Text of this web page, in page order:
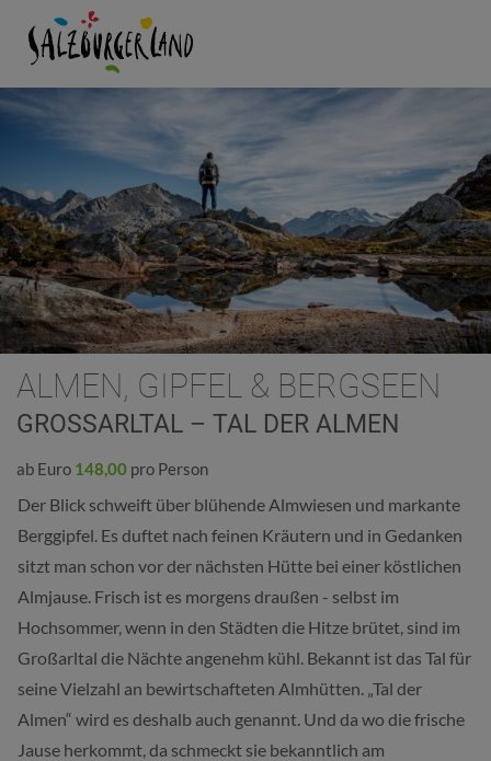
ALMEN, GIPFEL & BERGSEEN
GROSSARLTAL – TAL DER ALMEN
ab Euro 148,00 pro Person
Der Blick schweift über blühende Almwiesen und markante
Berggipfel. Es duftet nach feinen Kräutern und in Gedanken
sitzt man schon vor der nächsten Hütte bei einer köstlichen
Almjause. Frisch ist es morgens draußen - selbst im
Hochsommer, wenn in den Städten die Hitze brütet, sind im
Großarltal die Nächte angenehm kühl. Bekannt ist das Tal für
seine Vielzahl an bewirtschafteten Almhütten. „Tal der
Almen“ wird es deshalb auch genannt. Und da wo die frische
Jause herkommt, da schmeckt sie bekanntlich am